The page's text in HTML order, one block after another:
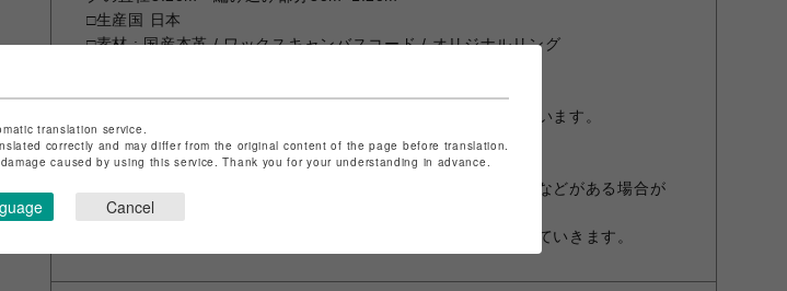
□生産国 日本
□素材 : 国産本革 / ワックスキャンバスコード / オリジナルリング
湿った状態で衣類にこすりますと色移りを起こす場合がございます。
・雨の日や淡い色の衣類を御着用の日は特にご注意下さい。
・天然皮革になりますので表情に個体差がございます。
・革本来の風合いを活かして造られた製品にりますので、血筋などがある場合が
ございます。
・使用を重ねていくと経年変化をお越し、深い色味へと変化していきます。
translation service.
correctly and may differ from the original content of the page before translation.
caused by using this service. Thank you for your understanding in advance.
Cancel